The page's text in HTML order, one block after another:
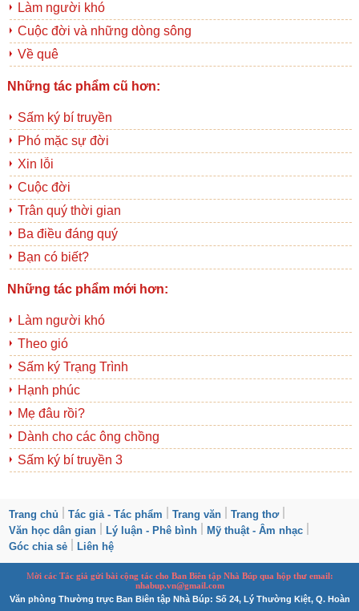
Làm người khó
Cuộc đời và những dòng sông
Về quê
Những tác phẩm cũ hơn:
Sấm ký bí truyền
Phó mặc sự đời
Xin lỗi
Cuộc đời
Trân quý thời gian
Ba điều đáng quý
Bạn có biết?
Những tác phẩm mới hơn:
Làm người khó
Theo gió
Sấm ký Trạng Trình
Hạnh phúc
Mẹ đâu rồi?
Dành cho các ông chồng
Sấm ký bí truyền 3
Trang chủ Tác giả - Tác phẩm Trang văn
Trang thơ
Văn học dân gian
Lý luận - Phê bình
Mỹ thuật - Âm nhạc
Góc chia sẻ
Liên hệ
Mời các Tác giả gửi bài cộng táccho Ban Biên tập Nhà Búp qua hộp thư email:
nhabup.vn@gmail.com
Văn phòng Thường trực Ban Biên tập Nhà Búp: Số 24, Lý Thường Kiệt, Q. Hoàn